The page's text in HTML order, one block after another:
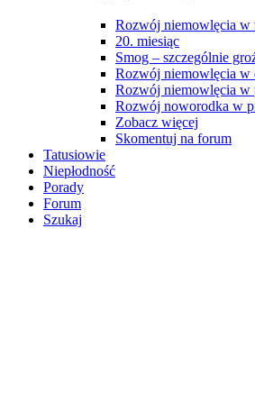
Rozwój niemowlęcia w
20. miesiąc
Smog – szczególnie
Rozwój niemowlęcia w
Rozwój niemowlęcia w
Rozwój noworodka w
Zobacz więcej
Skomentuj na forum
Tatusiowie
Niepłodność
Porady
Forum
Szukaj